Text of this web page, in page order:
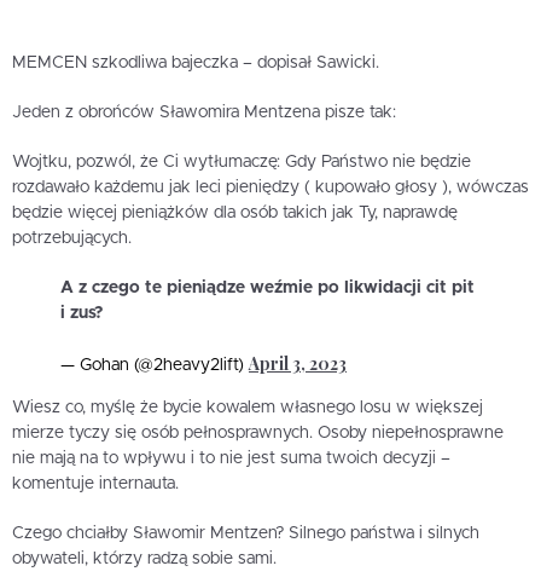
MEMCEN szkodliwa bajeczka – dopisał Sawicki.
Jeden z obrońców Sławomira Mentzena pisze tak:
Wojtku, pozwól, że Ci wytłumaczę: Gdy Państwo nie będzie
rozdawało każdemu jak leci pieniędzy ( kupowało głosy ), wówczas
będzie więcej pieniążków dla osób takich jak Ty, naprawdę
potrzebujących.
A z czego te pieniądze weźmie po likwidacji cit pit
i zus?
— Gohan (@2heavy2lift) April 3, 2023
Wiesz co, myślę że bycie kowalem własnego losu w większej
mierze tyczy się osób pełnosprawnych. Osoby niepełnosprawne
nie mają na to wpływu i to nie jest suma twoich decyzji –
komentuje internauta.
Czego chciałby Sławomir Mentzen? Silnego państwa i silnych
obywateli, którzy radzą sobie sami.